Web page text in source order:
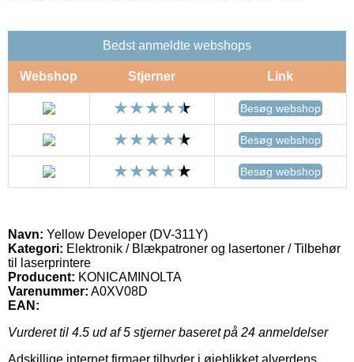
Bedst anmeldte webshops
Webshop Stjerner Link
Besøg webshop
Besøg webshop
Besøg webshop
Navn: Yellow Developer (DV-311Y)
Kategori: Elektronik / Blækpatroner og lasertoner / Tilbehør
til laserprintere
Producent: KONICAMINOLTA
Varenummer: A0XV08D
EAN:
Vurderet til 4.5 ud af 5 stjerner baseret på 24 anmeldelser
Adskillige internet firmaer tilbyder i øjeblikket alverdens